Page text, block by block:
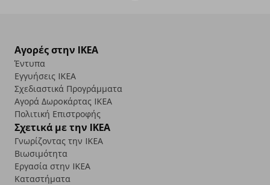
Αγορές στην IKEA
Έντυπα
Εγγυήσεις IKEA
Σχεδιαστικά Προγράμματα
Αγορά Δωρoκάρτας IKEA
Πολιτική Επιστροφής
Σχετικά με την IKEA
Γνωρίζοντας την IKEA
Βιωσιμότητα
Εργασία στην IKEA
Καταστήματα